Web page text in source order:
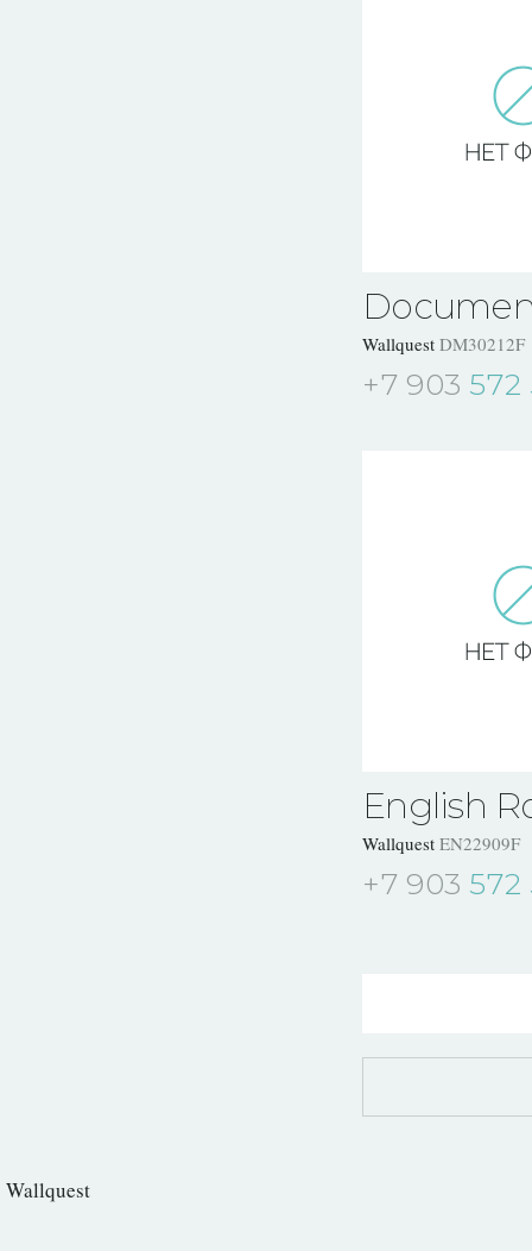
Wallquest DM30212F
+7 903 572
English
Wallquest EN22909F
+7 903 572
Wallquest